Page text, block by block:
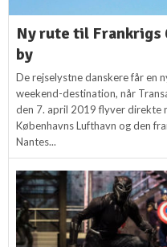
Ny rute til Frankrigs
by
De rejselystne danskere får en
weekend-destination, når
den 7. april 2019 flyver direkte
Københavns Lufthavn og den
Nantes...